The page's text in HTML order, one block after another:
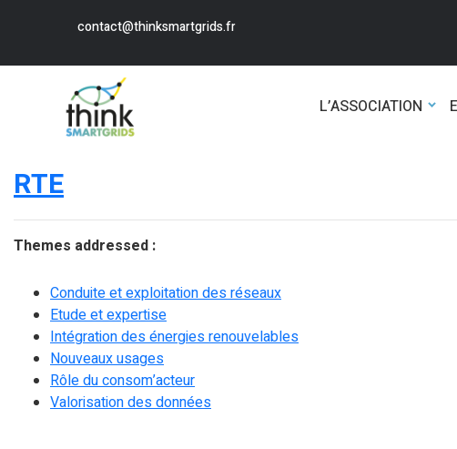
contact@thinksmartgrids.fr
L’ASSOCIATION
RTE
Themes addressed :
Conduite et exploitation des réseaux
Etude et expertise
Intégration des énergies renouvelables
Nouveaux usages
Rôle du consom’acteur
Valorisation des données